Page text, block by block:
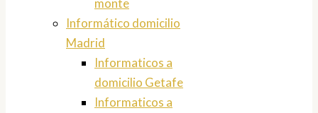
monte
Informático domicilio
Madrid
Informaticos a
domicilio Getafe
Informaticos a